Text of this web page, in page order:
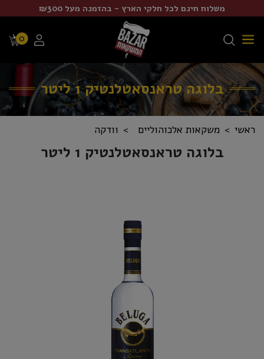
משלוח חינם לכל חלקי הארץ - בהזמנה מעל ₪300
0
בלוגה טראנסאטלנטיק 1 ליטר
ראשי משקאות אלכוהוליים וודקה
בלוגה טראנסאטלנטיק 1 ליטר